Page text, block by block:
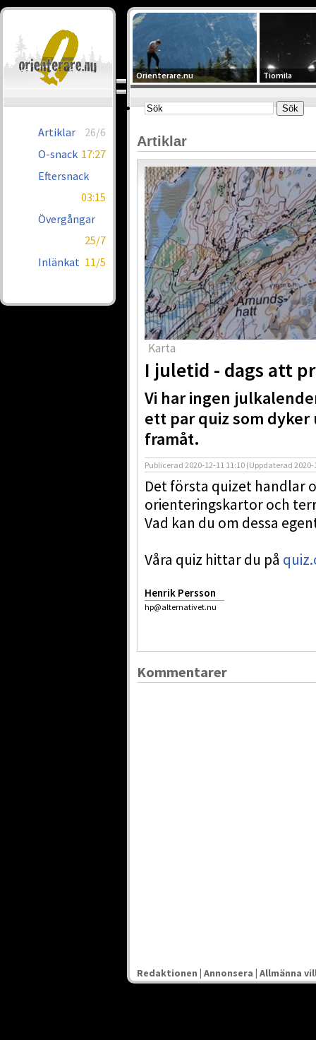
Artiklar
26/6
O-snack 17:27
Eftersnack
03:15
Övergångar
25/7
Inlänkat 11/5
Orienterare.nu Tiomila
Artiklar
Karta
I juletid - dags att
Vi har ingen
ett par quiz som
framåt.
Publicerad 2020-12-11 11:10 (Uppdaterad 2020-
Det första quizet handlar
orienteringskartor och
Vad kan du om dessa
Våra quiz hittar du på
Henrik Persson
hp@alternativet.nu
Kommentarer
Redaktionen | Annonsera | Allmänna